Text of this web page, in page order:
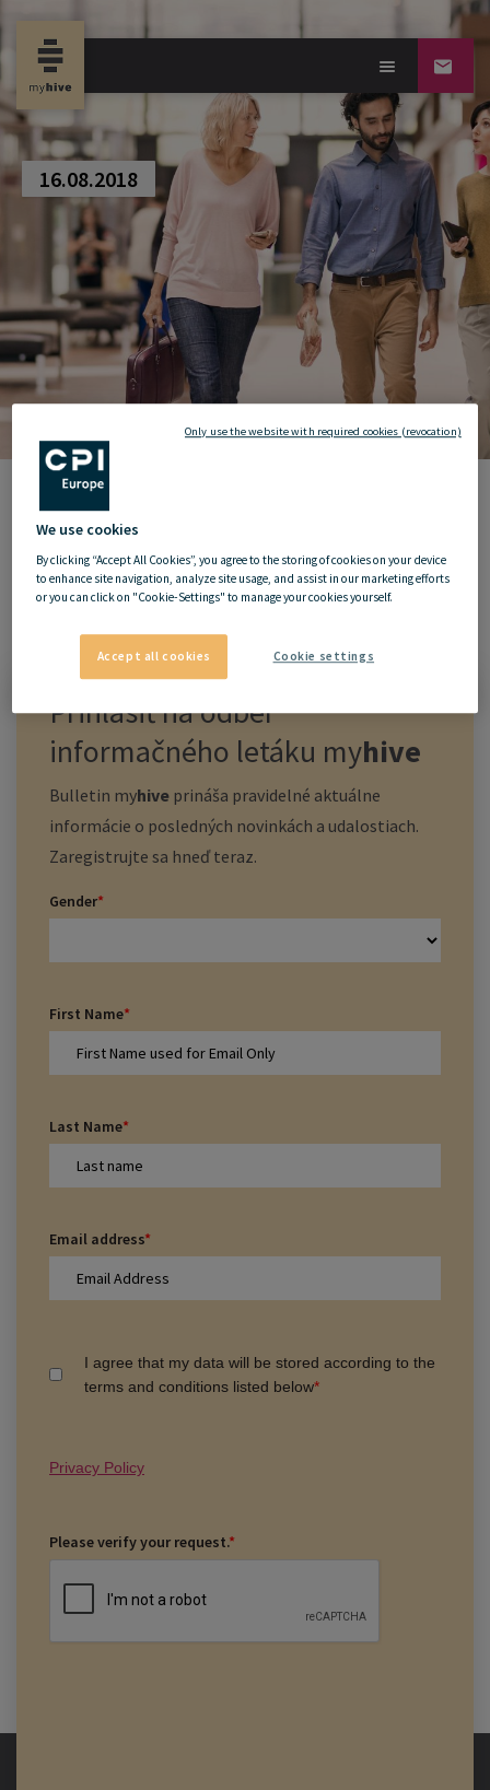
new property news
16.08.2018
Prihlásiť na odber
informačného letáku myhive
Bulletin myhive prináša pravidelné aktuálne
informácie o posledných novinkách a udalostiach.
Zaregistrujte sa hneď teraz.
Gender*
First Name*
Last Name*
Email address*
I agree that my data will be stored according to the
terms and conditions listed below*
Privacy Policy
Please verify your request.*
We use cookies
By clicking “Accept All Cookies”, you agree to the storing of cookies on your device
to enhance site navigation, analyze site usage, and assist in our marketing efforts
or you can click on "Cookie-Settings" to manage your cookies yourself.
Accept all cookies Cookie settings
Only use the website with required cookies (revocation)